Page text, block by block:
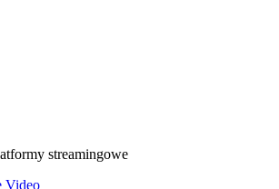
streamingowe
Video